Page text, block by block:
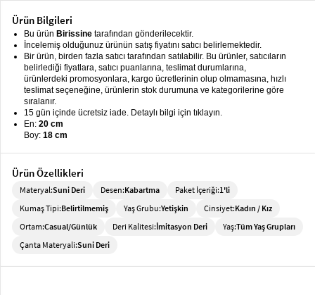
Giyim keyboard_arrow_down
Tesettür
Giyim
keyboard_arrow_down
Büyük
Bedenkeyboard_arrow_down
İç
Giyimkeyboard_arrow_down
Ürün Bilgileri
Bu ürün Birissine tarafından gönderilecektir.
İncelemiş olduğunuz ürünün satış fiyatını satıcı belirlemektedir.
Bir ürün, birden fazla satıcı tarafından satılabilir. Bu ürünler, satıcıların
belirlediği fiyatlara, satıcı puanlarına, teslimat durumlarına,
ürünlerdeki promosyonlara, kargo ücretlerinin olup olmamasına, hızlı
teslimat seçeneğine, ürünlerin stok durumuna ve kategorilerine göre
sıralanır.
15 gün içinde ücretsiz iade. Detaylı bilgi için tıklayın.
En: 20 cm
Boy: 18 cm
Ürün Özellikleri
Materyal:Suni Deri Desen:Kabartma Paket İçeriği:1'li
Kumaş Tipi:Belirtilmemiş Yaş Grubu:Yetişkin Cinsiyet:Kadın / Kız
Ortam:Casual/Günlük Deri Kalitesi:İmitasyon Deri Yaş:Tüm Yaş Grupları
Çanta Materyali:Suni Deri